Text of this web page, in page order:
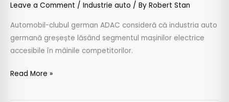
Leave a Comment / Industrie auto / By Robert Stan
Automobil-clubul german ADAC consideră că industria auto
germană greșește lăsând segmentul mașinilor electrice
accesibile în mâinile competitorilor.
Read More »